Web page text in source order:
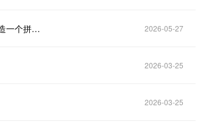
拼多多一季度营收1062亿元，利润125亿元；CEO陈磊：力争三年再造一个拼多多 2026-05-27
2026-03-25
2026-03-25